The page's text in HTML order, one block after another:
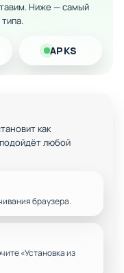
на мобильных
бесплатно
Ниже — самый
APKS
как
любой
браузера.
«Установка из